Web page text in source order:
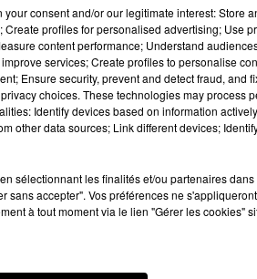
consent and/or our legitimate interest: Store
profiles for personalised advertising; Use
content performance; Understand
services; Create profiles to personalise
Ensure security, prevent and detect fraud, and
choices. These technologies may process
Identify devices based on information actively
other data sources; Link different devices;
sélectionnant les finalités et/ou partenaires dans
sans accepter". Vos préférences ne
à tout moment via le lien "Gérer les cookies"